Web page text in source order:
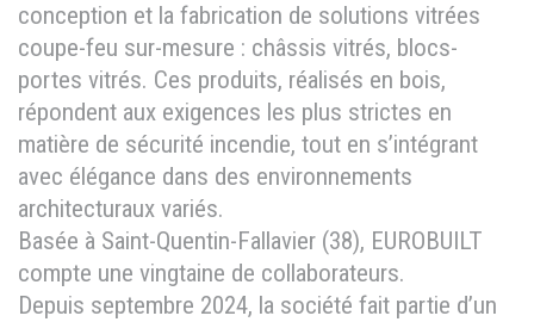
conception et la fabrication de solutions vitrées
coupe-feu sur-mesure : châssis vitrés, blocs-
portes vitrés. Ces produits, réalisés en bois,
répondent aux exigences les plus strictes en
matière de sécurité incendie, tout en s’intégrant
avec élégance dans des environnements
architecturaux variés.
Basée à Saint-Quentin-Fallavier (38), EUROBUILT
compte une vingtaine de collaborateurs.
Depuis septembre 2024, la société fait partie d’un